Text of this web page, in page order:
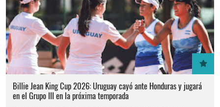
Billie Jean King Cup 2026: Uruguay cayó ante Honduras y jugará
en el Grupo III en la próxima temporada